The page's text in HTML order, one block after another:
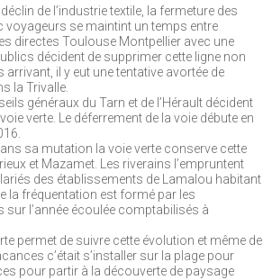
de l’industrie textile, la fermeture des
voyageurs se maintint un temps entre
directes Toulouse Montpellier avec une
décident de supprimer cette ligne non
il y eut une tentative avortée de
la Trivalle.
généraux du Tarn et de l’Hérault décident
verte. Le déferrement de la voie débute en
sa mutation la voie verte conserve cette
et Mazamet. Les riverains l’empruntent
des établissements de Lamalou habitant
la fréquentation est formé par les
l’année écoulée comptabilisés à
permet de suivre cette évolution et même de
c’était s’installer sur la plage pour
pour partir à la découverte de paysage